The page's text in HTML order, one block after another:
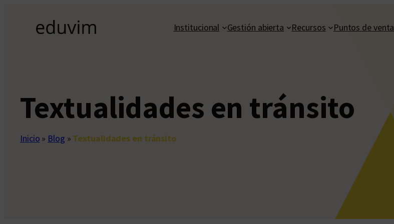
contenido
Institucional Gestión abierta Recursos Puntos de venta
Textualidades en tránsito
Inicio » Blog » Textualidades en tránsito